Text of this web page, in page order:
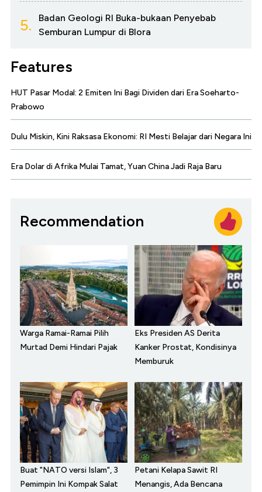
5.
Badan Geologi RI Buka-bukaan Penyebab
Semburan Lumpur di Blora
Features
HUT Pasar Modal: 2 Emiten Ini Bagi Dividen dari Era Soeharto-
Prabowo
Dulu Miskin, Kini Raksasa Ekonomi: RI Mesti Belajar dari Negara Ini
Era Dolar di Afrika Mulai Tamat, Yuan China Jadi Raja Baru
Recommendation
Warga Ramai-Ramai Pilih
Murtad Demi Hindari Pajak
Eks Presiden AS Derita
Kanker Prostat, Kondisinya
Memburuk
Buat "NATO versi Islam", 3
Pemimpin Ini Kompak Salat
Petani Kelapa Sawit RI
Menangis, Ada Bencana